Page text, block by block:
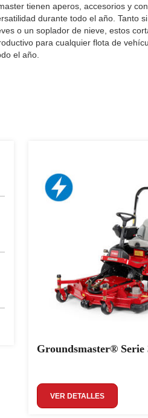
tienen aperos, accesorios y
durante todo el año. Tanto
o un soplador de nieve, estos
para cualquier flota de
el año.
Groundsmaster® Serie
VER DETALLES